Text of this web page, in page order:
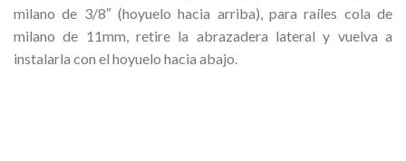
milano de 3/8″ (hoyuelo hacia arriba), para raíles cola de
milano de 11mm, retire la abrazadera lateral y vuelva a
instalarla con el hoyuelo hacia abajo.